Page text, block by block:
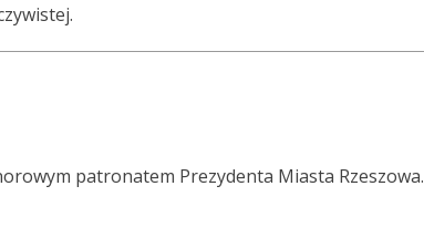
patronatem Prezydenta Miasta Rzeszowa.